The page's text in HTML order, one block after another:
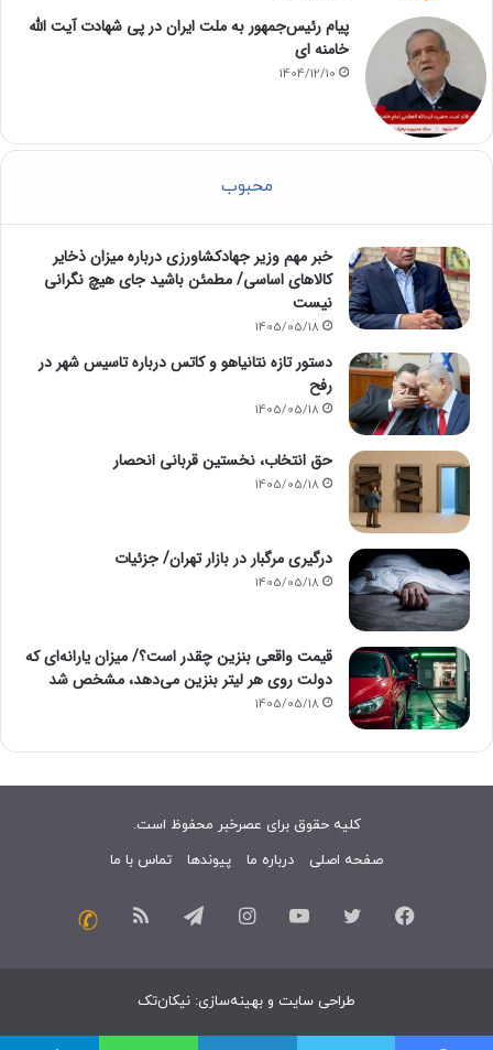
پیام رئیس‌جمهور به ملت ایران در پی شهادت آیت الله
خامنه ای
1404/12/10
محبوب
خبر مهم وزیر جهادکشاورزی درباره میزان ذخایر
کالاهای اساسی/ مطمئن باشید جای هیچ نگرانی
نیست
1405/05/18
دستور تازه نتانیاهو و کاتس درباره تاسیس شهر در
رفح
1405/05/18
حق انتخاب، نخستین قربانی انحصار
1405/05/18
درگیری مرگبار در بازار تهران/ جزئیات
1405/05/18
قیمت واقعی بنزین چقدر است؟/ میزان یارانه‌ای که
دولت روی هر لیتر بنزین می‌دهد، مشخص شد
1405/05/18
کلیه حقوق برای عصرخبر محفوظ است.
صفحه اصلی
درباره ما پیوندها تماس با ما
فیسبوک توییتر یوتیوب اینستاگرامتلگرام خوراک
طراحی سایت و بهینه‌سازی: نیکان‌تک